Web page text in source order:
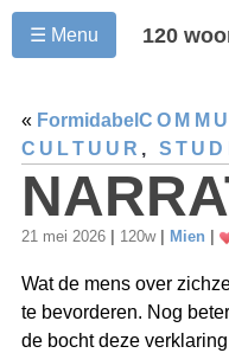
☰ Menu 120
« Formidabel
CULTUUR ,
21 mei 2026 120w Mien
Wat de mens over
te bevorderen. Nog
de bocht deze verklaring